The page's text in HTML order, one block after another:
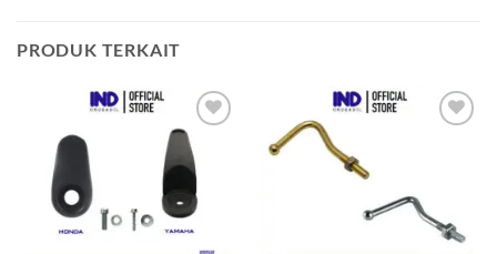
PRODUK TERKAIT
Tambahkan
ke Wishlist